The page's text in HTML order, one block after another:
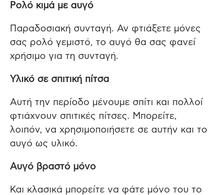
Ρολό κιμά με αυγό
Παραδοσιακή συνταγή. Αν φτιάξετε μόνες
σας ρολό γεμιστό, το αυγό θα σας φανεί
χρήσιμο για τη συνταγή.
Υλικό σε σπιτική πίτσα
Αυτή την περίοδο μένουμε σπίτι και πολλοί
φτιάχνουν σπιτικές πίτσες. Μπορείτε,
λοιπόν, να χρησιμοποιήσετε σε αυτήν και το
αυγό ως υλικό.
Αυγό βραστό μόνο
Και κλασικά μπορείτε να φάτε μόνο του το